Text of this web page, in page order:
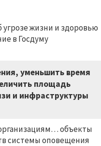
жизни и здоровью
в Госдуму
уменьшить время
площадь
и инфраструктуры
объекты
системы оповещения